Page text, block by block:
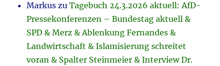
Markus zuTagebuch 24.3.2026 aktuell: AfD-
Pressekonferenzen – Bundestag aktuell &
SPD & Merz & Ablenkung Fernandes &
Landwirtschaft & Islamisierung schreitet
voran & Spalter Steinmeier & Interview Dr.